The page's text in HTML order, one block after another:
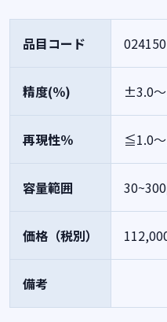
品目コード
精度(％) ±3.0
再現性％ ≦1.0
容量範囲
価格（税別）
備考